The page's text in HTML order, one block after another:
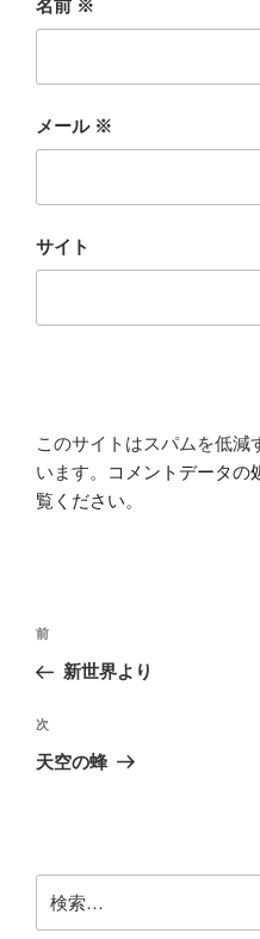
名前 ※
メール ※
サイト
このサイトはスパムを低減
います。
コメントデータの
覧ください。
投
ナ
ビ
ゲ
ン
前
の
稿
前
新世界より
次
の
次
天空の蜂
索: